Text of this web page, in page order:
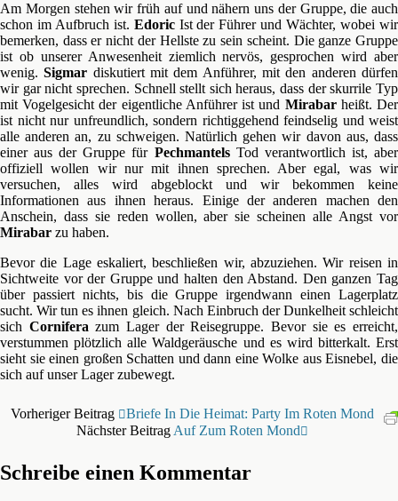
Am Morgen stehen wir früh auf und nähern uns der Gruppe, die auch
schon im Aufbruch ist. EdoricIst der Führer und Wächter, wobei wir
bemerken, dass er nicht der Hellste zu sein scheint. Die ganze Gruppe
ist ob unserer Anwesenheit ziemlich nervös, gesprochen wird aber
wenig.Sigmar diskutiert mit dem Anführer, mit den anderen dürfen
wir gar nicht sprechen. Schnell stellt sich heraus, dass der skurrile Typ
mit Vogelgesicht der eigentliche Anführer ist und Mirabarheißt. Der
ist nicht nur unfreundlich, sondern richtiggehend feindselig und weist
alle anderen an, zu schweigen. Natürlich gehen wir davon aus, dass
einer aus der Gruppe für PechmantelsTod verantwortlich ist, aber
offiziell wollen wir nur mit ihnen sprechen. Aber egal, was wir
versuchen, alles wird abgeblockt und wir bekommen keine
Informationen aus ihnen heraus. Einige der anderen machen den
Anschein, dass sie reden wollen, aber sie scheinen alle Angst vor
Mirabar zu haben.
Bevor die Lage eskaliert, beschließen wir, abzuziehen. Wir reisen in
Sichtweite vor der Gruppe und halten den Abstand. Den ganzen Tag
über passiert nichts, bis die Gruppe irgendwann einen Lagerplatz
sucht. Wir tun es ihnen gleich. Nach Einbruch der Dunkelheit schleicht
sich Cornifera zum Lager der Reisegruppe. Bevor sie es erreicht,
verstummen plötzlich alle Waldgeräusche und es wird bitterkalt. Erst
sieht sie einen großen Schatten und dann eine Wolke aus Eisnebel, die
sich auf unser Lager zubewegt.
Vorheriger Beitrag
Briefe In Die Heimat: Party Im Roten Mond
Nächster Beitrag Auf Zum Roten Mond
Schreibe einen Kommentar